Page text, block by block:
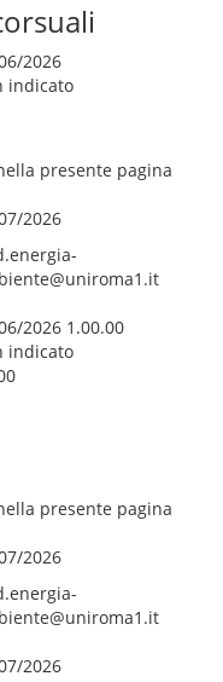
2026
indicato
presente pagina
2026
2026 1.00.00
indicato
presente pagina
2026
2026